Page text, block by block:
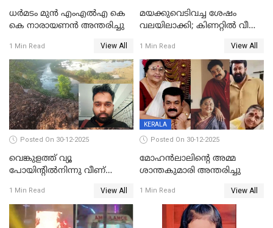
ധർമടം മുൻ എംഎല്‍എ കെ
കെ നാരായണന്‍ അന്തരിച്ചു
1 Min Read View All
മയക്കുവെടിവച്ച ശേഷം
വലയിലാക്കി; കിണറ്റിൽ വീണ
1 Min Read View All
Posted On 30-12-2025
വെങ്കുളത്ത് വ്യൂ
പോയിന്റിൽനിന്നു വീണ്
1 Min Read View All
KERALA
Posted On 30-12-2025
മോഹന്‍ലാലിന്‍റെ അമ്മ
ശാന്തകുമാരി അന്തരിച്ചു
1 Min Read View All